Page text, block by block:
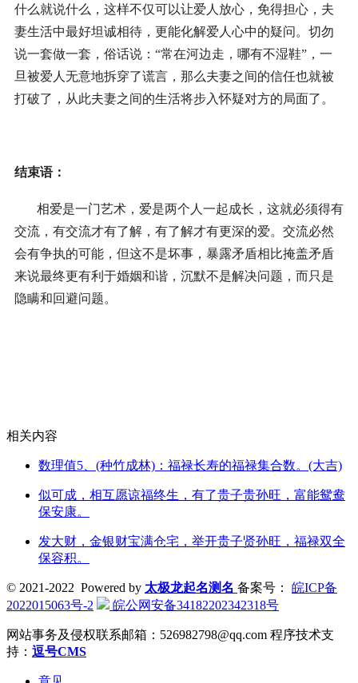
什么就说什么，这样不仅可以让爱人放心，免得担心，夫
妻生活中最好坦诚相待，更能化解爱人心中的疑问。切勿
说一套做一套，俗话说：“常在河边走，哪有不湿鞋”，一
旦被爱人无意地拆穿了谎言，那么夫妻之间的信任也就被
打破了，从此夫妻之间的生活将步入怀疑对方的局面了。
结束语：
相爱是一门艺术，爱是两个人一起成长，这就必须得有
交流，有交流才有了解，有了解才有更深的爱。交流必然
会有争执的可能，但这不是坏事，暴露矛盾相比掩盖矛盾
来说最终更有利于婚姻和谐，沉默不是解决问题，而只是
隐瞒和回避问题。
相关内容
数理值5、(种竹成林)：福禄长寿的福禄集合数。(大吉)
似可成，相互愿谅福终生，有了贵子贵孙旺，富能鸳鸯
保安康。
发大财，金银财宝满仓宅，举开贵子贤孙旺，福禄双全
保容积。
© 2021-2022 Powered by 太极龙起名测名 备案号： 皖ICP备
2022015063号-2
皖公网安备34182202342318号
网站事务及侵权联系邮箱：526982798@qq.com 程序技术支
持： 逗号CMS